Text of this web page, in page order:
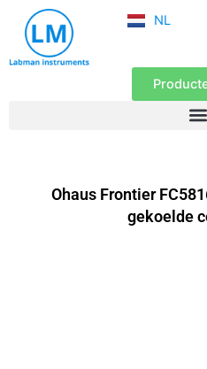
naar
NL
EN
Ohaus Frontier
gekoelde